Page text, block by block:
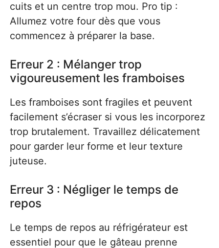
cuits et un centre trop mou. Pro tip :
Allumez votre four dès que vous
commencez à préparer la base.
Erreur 2 : Mélanger trop
vigoureusement les framboises
Les framboises sont fragiles et peuvent
facilement s’écraser si vous les incorporez
trop brutalement. Travaillez délicatement
pour garder leur forme et leur texture
juteuse.
Erreur 3 : Négliger le temps de
repos
Le temps de repos au réfrigérateur est
essentiel pour que le gâteau prenne